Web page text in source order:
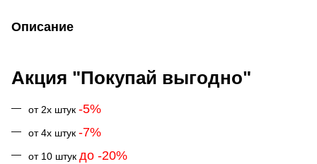
Описание
Акция "Покупай выгодно"
от 2х штук -5%
от 4х штук -7%
от 10 штук до -20%